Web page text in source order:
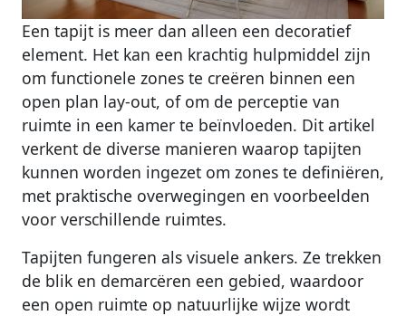
Een tapijt is meer dan alleen een decoratief
element. Het kan een krachtig hulpmiddel zijn
om functionele zones te creëren binnen een
open plan lay-out, of om de perceptie van
ruimte in een kamer te beïnvloeden. Dit artikel
verkent de diverse manieren waarop tapijten
kunnen worden ingezet om zones te definiëren,
met praktische overwegingen en voorbeelden
voor verschillende ruimtes.
Tapijten fungeren als visuele ankers. Ze trekken
de blik en demarcëren een gebied, waardoor
een open ruimte op natuurlijke wijze wordt